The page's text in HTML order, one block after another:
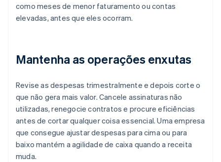
como meses de menor faturamento ou contas
elevadas, antes que eles ocorram.
Mantenha as operações enxutas
Revise as despesas trimestralmente e depois corte o
que não gera mais valor. Cancele assinaturas não
utilizadas, renegocie contratos e procure eficiências
antes de cortar qualquer coisa essencial. Uma empresa
que consegue ajustar despesas para cima ou para
baixo mantém a agilidade de caixa quando a receita
muda.